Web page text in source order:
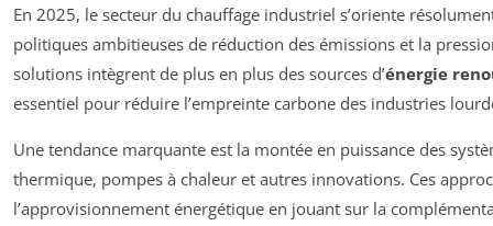
En 2025, le secteur du chauffage industriel s’oriente
politiques ambitieuses de réduction des émissions et la
solutions intègrent de plus en plus des sources d’énergie
essentiel pour réduire l’empreinte carbone des industries
Une tendance marquante est la montée en puissance des
thermique, pompes à chaleur et autres innovations. Ces
l’approvisionnement énergétique en jouant sur la